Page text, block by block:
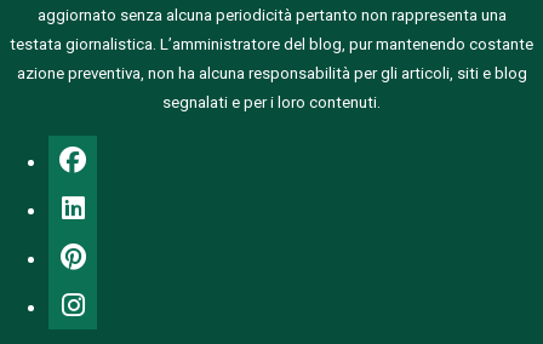
aggiornato senza alcuna periodicità pertanto non rappresenta una
testata giornalistica. L’amministratore del blog, pur mantenendo costante
azione preventiva, non ha alcuna responsabilità per gli articoli, siti e blog
segnalati e per i loro contenuti.